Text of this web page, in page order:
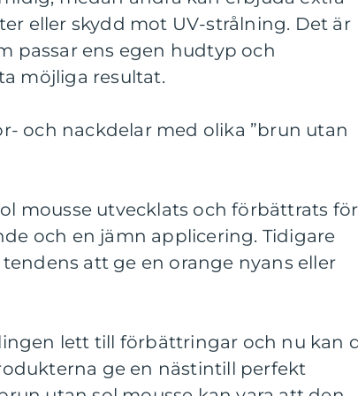
eller skydd mot UV-strålning. Det är
passar ens egen hudtyp och
möjliga resultat.
och nackdelar med olika ”brun utan
mousse utvecklats och förbättrats för
och en jämn applicering. Tidigare
att ge en orange nyans eller
lett till förbättringar och nu kan
ge en nästintill perfekt